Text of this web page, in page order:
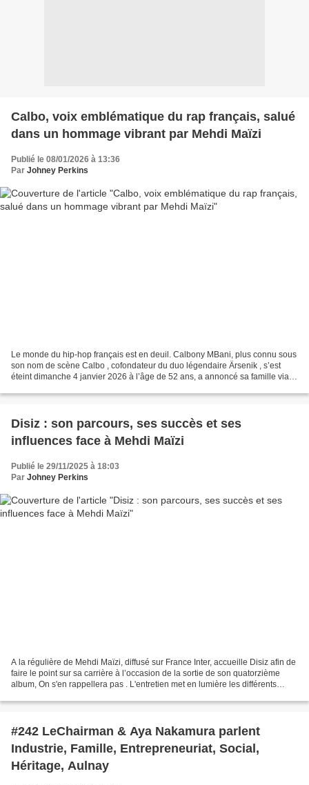
Calbo, voix emblématique du rap français, salué
dans un hommage vibrant par Mehdi Maïzi
Publié le 08/01/2026 à 13:36
Par Johney Perkins
Le monde du hip‑hop français est en deuil. Calbony MBani, plus connu sous
son nom de scène Calbo , cofondateur du duo légendaire Ärsenik , s’est
éteint dimanche 4 janvier 2026 à l’âge de 52 ans, a annoncé sa famille via
Disiz : son parcours, ses succès et ses
influences face à Mehdi Maïzi
Publié le 29/11/2025 à 18:03
Par Johney Perkins
A la régulière de Mehdi Maïzi, diffusé sur France Inter, accueille Disiz afin de
faire le point sur sa carrière à l’occasion de la sortie de son quatorzième
album, On s'en rappellera pas . L'entretien met en lumière les différents
#242 LeChairman & Aya Nakamura parlent
Industrie, Famille, Entrepreneuriat, Social,
Héritage, Aulnay